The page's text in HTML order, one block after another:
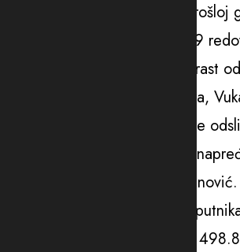
Ukupni prihodi kompanije u
ranije. Saobraćala je prema 19
realizovano 5.796 letova, uz rast
Izvršni direktor Air Montenegra,
snažan početak u ovoj najbolje
“Fokusirani smo na dodatno
destinacijama”, rekao je Stojanović.
Povećan je i broj prevezenih
redovnom i čarter saobraćaju